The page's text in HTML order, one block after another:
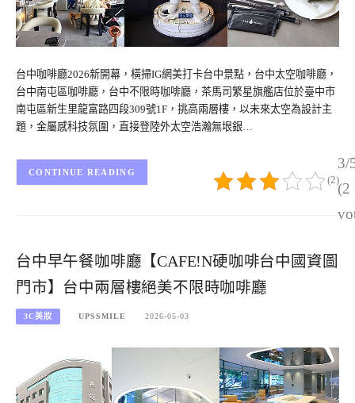
台中咖啡廳2026新開幕，橫掃IG網美打卡台中景點，台中太空咖啡廳，
台中南屯區咖啡廳，台中不限時咖啡廳，茶馬司繁星旗艦店位於臺中市
南屯區新生里龍富路四段309號1F，挑高兩層樓，以未來太空為設計主
題，金屬感科技氛圍，直接登陸外太空浩瀚無垠銀…
3/
(2
(2)
CONTINUE READING
台中早午餐咖啡廳【CAFE!N硬咖啡台中國資圖
門市】台中兩層樓絕美不限時咖啡廳
3C美妝 UPSSMILE 2026-05-03